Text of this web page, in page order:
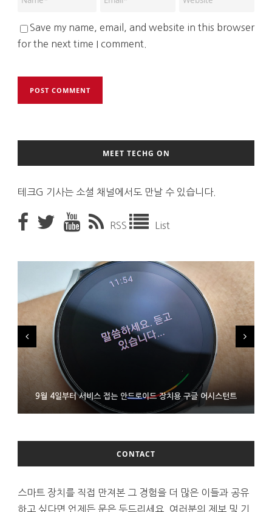
Save my name, email, and website in this browser
for the next time I comment.
MEET TECHG ON
테크G 기사는 소셜 채널에서도 만날 수 있습니다.
RSS List
조용히 스팀 프레임 검증 요구사항 바꾼 밸브
9월 4일부터 서비스 접는 안드로이드 장치용 구글 어시스턴트
FMS 2026서 차세대 3D 메모리 ZHBM·ZNAND-O 모형 처음 선
보인 삼성전자
CONTACT
스마트 장치를 직접 만져본 그 경험을 더 많은 이들과 공유
하고 싶다면 언제든 문은 두드리세요. 여러분의 제보 및 기